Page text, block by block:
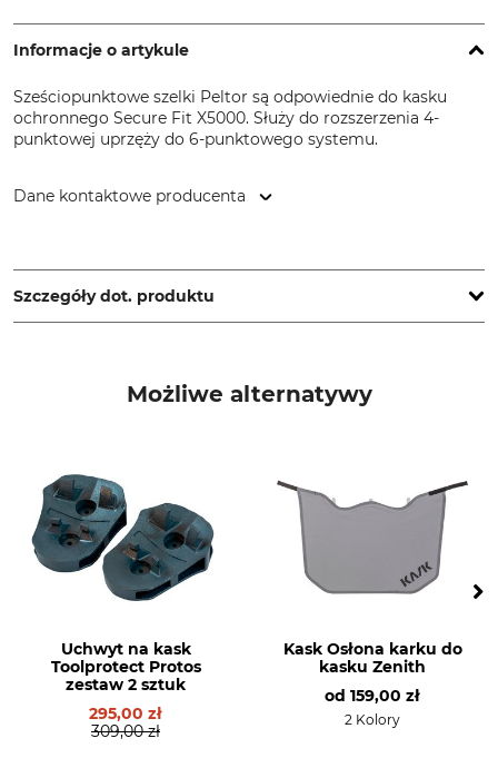
Informacje o artykule
Sześciopunktowe szelki Peltor są odpowiednie do kasku
ochronnego Secure Fit X5000. Służy do rozszerzenia 4-
punktowej uprzęży do 6-punktowego systemu.
Dane kontaktowe producenta
Germany, www.3mGermany.de
Szczegóły dot. produktu
Możliwe alternatywy
Uchwyt na kask
Toolprotect Protos
zestaw 2 sztuk
295,00 zł
309,00 zł
Kask Osłona karku do
kasku Zenith
od 159,00 zł
2 Kolory